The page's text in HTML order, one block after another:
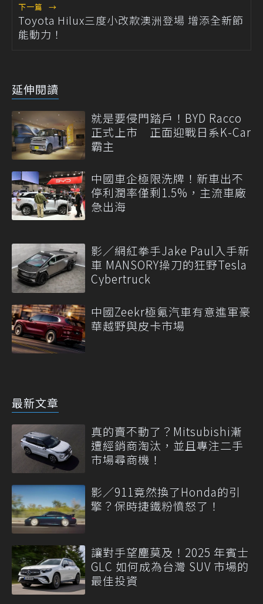
下一篇 →
Toyota Hilux三度小改款澳洲登場 增添全新節
能動力！
延伸閱讀
就是要侵門踏戶！BYD Racco
正式上市 正面迎戰日系K-Car
霸主
中國車企極限洗牌！新車出不
停利潤率僅剩1.5%，主流車廠
急出海
影／網紅拳手Jake Paul入手新
車 MANSORY操刀的狂野Tesla
Cybertruck
中國Zeekr極氪汽車有意進軍豪
華越野與皮卡市場
最新文章
真的賣不動了？Mitsubishi漸
遭經銷商淘汰，並且專注二手
市場尋商機！
影／911竟然換了Honda的引
擎？保時捷鐵粉憤怒了！
讓對手望塵莫及！2025 年賓士
GLC 如何成為台灣 SUV 市場的
最佳投資